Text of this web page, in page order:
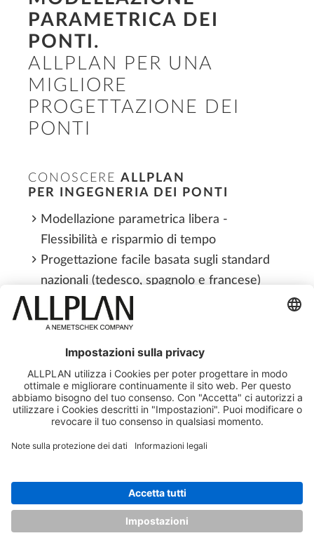
PARAMETRICA DEI
PONTI.
ALLPLAN PER UNA
MIGLIORE
PROGETTAZIONE DEI
PONTI
CONOSCERE ALLPLAN
PER INGEGNERIA DEI PONTI
Modellazione parametrica libera -
Flessibilità e risparmio di tempo
Progettazione facile basata sugli standard
nazionali (tedesco, spagnolo e francese)
L’uso e le potenzialità delle tecniche di
modellazione e di collaborazione al progetto
Interoperabilità analitica più agevole
Collaborazione e interazione perfezionata
con ALLPLAN
Provate gratuitamente e senza impegno la
versione completa di ALLPLAN per la
una presentazione personale del prodotto.